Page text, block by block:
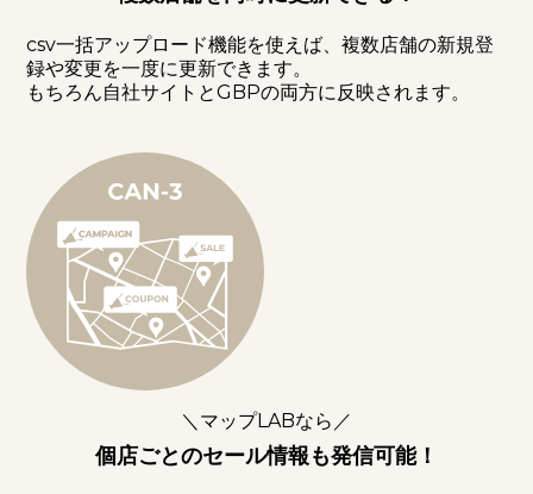
csv一括アップロード機能を使えば、複数店舗の新規登
録や変更を一度に更新できます。
もちろん自社サイトとGBPの両方に反映されます。
＼マップLABなら／
個店ごとのセール情報も発信可能！